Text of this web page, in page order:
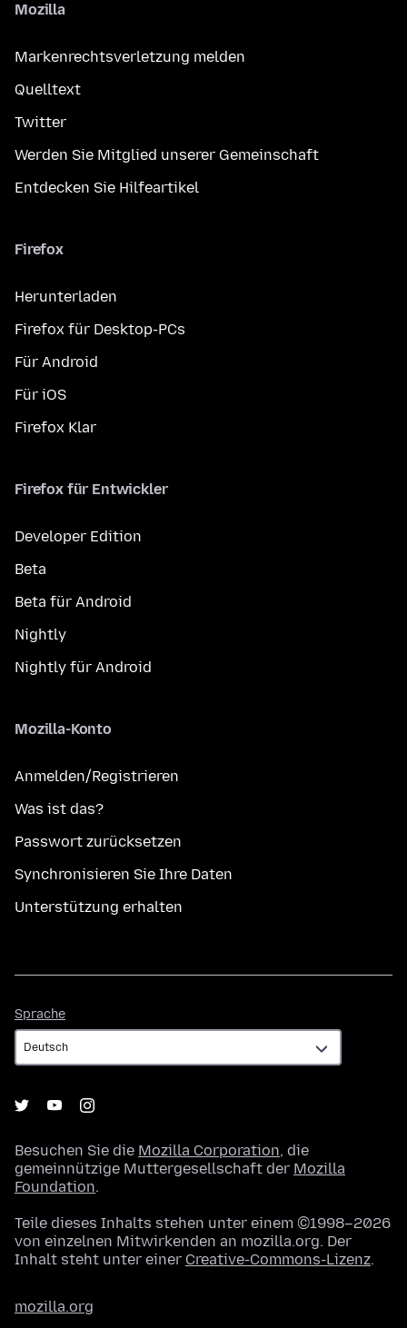
Mozilla
Markenrechtsverletzung melden
Quelltext
Twitter
Werden Sie Mitglied unserer Gemeinschaft
Entdecken Sie Hilfeartikel
Firefox
Herunterladen
Firefox für Desktop-PCs
Für Android
Für iOS
Firefox Klar
Firefox für Entwickler
Developer Edition
Beta
Beta für Android
Nightly
Nightly für Android
Mozilla-Konto
Anmelden/Registrieren
Was ist das?
Passwort zurücksetzen
Synchronisieren Sie Ihre Daten
Unterstützung erhalten
Sprache
Besuchen Sie die Mozilla Corporation, die
gemeinnützige Muttergesellschaft der Mozilla
Foundation.
Teile dieses Inhalts stehen unter einem ©1998–2026
von einzelnen Mitwirkenden an mozilla.org. Der
Inhalt steht unter einer Creative-Commons-Lizenz.
mozilla.org